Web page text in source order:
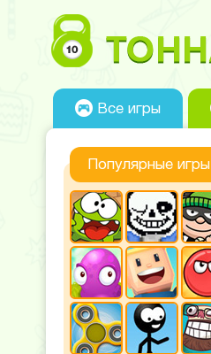
Все игры
Популярные игры